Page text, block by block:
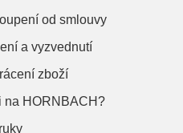
od smlouvy
a vyzvednutí
zboží
na HORNBACH?